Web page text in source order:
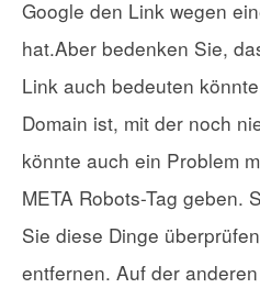
Google den Link wegen
hat.Aber bedenken Sie,
Link auch bedeuten
Domain ist, mit der noch
könnte auch ein Problem
META Robots-Tag geben.
Sie diese Dinge
entfernen. Auf der